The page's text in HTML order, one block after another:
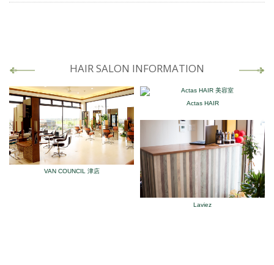
HAIR SALON INFORMATION
VAN COUNCIL 津店
Actas HAIR
Laviez